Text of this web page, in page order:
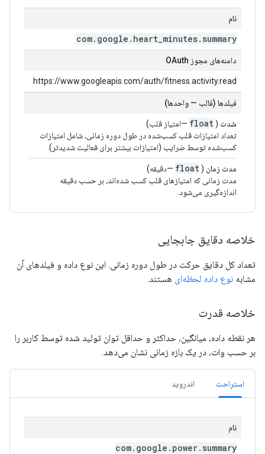
نام
com. google . heart minutes. summary
دامنه‌های مجوز OAuth
https://www.googleapis.com/auth/fitness.activity.read
فیلدها (قالب — واحدها)
شدت (
float —امتیاز قلب)
تعداد امتیازات قلب کسب‌شده در طول دوره زمانی، شامل امتیازات
کسب‌شده توسط ضرایب (امتیازات بیشتر برای فعالیت شدیدتر).
مدت زمان (
float —دقیقه)
مدت زمانی که امتیازهای قلب کسب شده‌اند، بر حسب دقیقه
اندازه‌گیری می‌شود.
خلاصه دقایق جابجایی
تعداد کل دقایق حرکت در طول دوره زمانی. این نوع داده و فیلدهای آن
مشابه نوع داده لحظه‌ای هستند.
خلاصه قدرت
هر نقطه داده، میانگین، حداکثر و حداقل توان تولید شده توسط کاربر را
بر حسب وات، در یک بازه زمانی نشان می‌دهد.
استراحت اندروید
نام
com. google . power. summary